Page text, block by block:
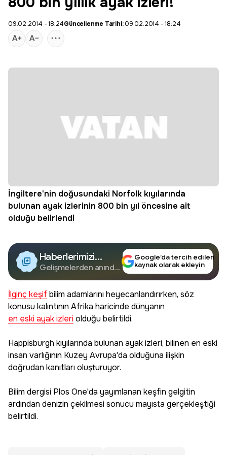
09.02.2014 - 18:24Güncellenme Tarihi:09.02.2014 - 18:24
İngiltere'nin doğusundaki Norfolk kıyılarında
bulunan ayak izlerinin 800 bin yıl öncesine ait
olduğu belirlendi
Haberlerimizi
Google'da Takip
Edin
Gelişmelerden anında
Google’da tercih edilen
kaynak olarak ekleyin
İlginç keşif bilim adamlarını heyecanlandırırken, söz
konusu kalıntının Afrika haricinde dünyanın
en eski ayak izleriolduğu belirtildi.
Happisburgh kıyılarında bulunan ayak izleri, bilinen en eski
insan varlığının Kuzey Avrupa'da olduğuna ilişkin
doğrudan kanıtları oluşturuyor.
Bilim dergisi Plos One'da yayımlanan keşfin gelgitin
ardından denizin çekilmesi sonucu mayısta gerçekleştiği
belirtildi.